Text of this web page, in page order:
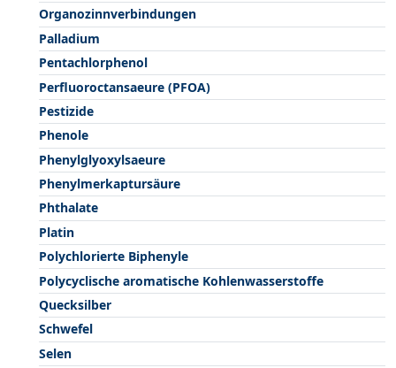
Organozinnverbindungen
Palladium
Pentachlorphenol
Perfluoroctansaeure (PFOA)
Pestizide
Phenole
Phenylglyoxylsaeure
Phenylmerkaptursäure
Phthalate
Platin
Polychlorierte Biphenyle
Polycyclische aromatische Kohlenwasserstoffe
Quecksilber
Schwefel
Selen